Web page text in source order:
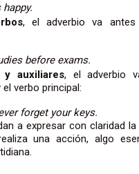
, el adverbio va antes
before exams.
y auxiliares, el adverbio
verbo principal:
forget your keys.
a expresar con claridad
una acción, algo